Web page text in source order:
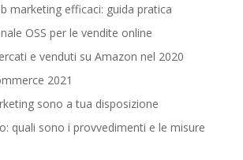
marketing efficaci: guida pratica
OSS per le vendite online
e venduti su Amazon nel 2020
2021
sono a tua disposizione
quali sono i provvedimenti e le misure